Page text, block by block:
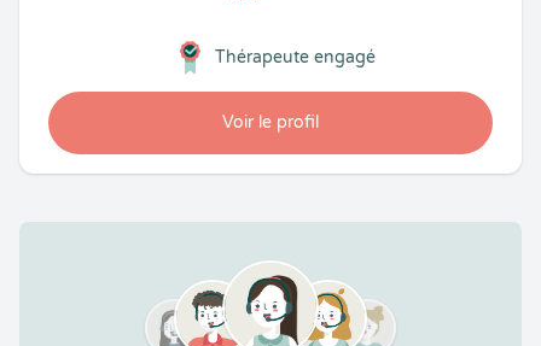
Voir le profil
Thérapeute engagé